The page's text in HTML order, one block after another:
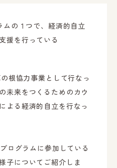
の１つで、経済的自立
援を行っている
根協力事業として行なっ
未来をつくるためのカウ
よる経済的自立を行なっ
ログラムに参加している
子についてご紹介しま